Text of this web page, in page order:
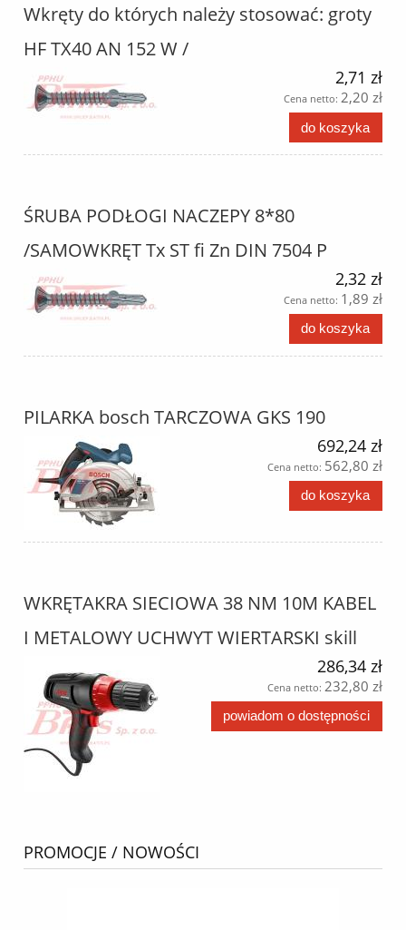
Wkręty do których należy stosować: groty
HF TX40 AN 152 W /
2,71 zł
Cena netto: 2,20 zł
do koszyka
ŚRUBA PODŁOGI NACZEPY 8*80
/SAMOWKRĘT Tx ST fi Zn DIN 7504 P
2,32 zł
Cena netto: 1,89 zł
do koszyka
PILARKA bosch TARCZOWA GKS 190
692,24 zł
Cena netto: 562,80 zł
do koszyka
WKRĘTAKRA SIECIOWA 38 NM 10M KABEL
I METALOWY UCHWYT WIERTARSKI skill
286,34 zł
Cena netto: 232,80 zł
powiadom o dostępności
PROMOCJE / NOWOŚCI